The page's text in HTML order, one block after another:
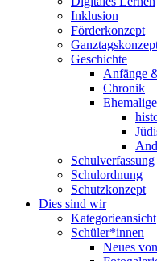
Inklusion
Förderkonzept
Geschichte
Anfänge
Chronik
Schulverfassung
Schulordnung
Schutzkonzept
Dies sind wir
Kategorieansicht
Schüler*innen
Neues